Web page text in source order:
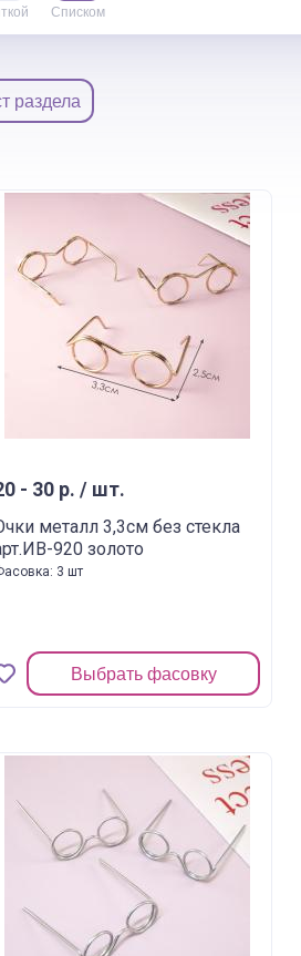
Списком
раздела
- 30 р. / шт.
металл 3,3см без стекла
920 золото
3 шт
Выбрать фасовку